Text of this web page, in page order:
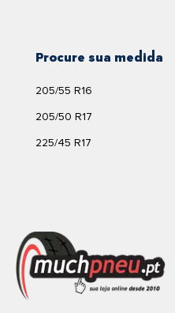
Procure sua medida
205/55 R16
205/50 R17
225/45 R17